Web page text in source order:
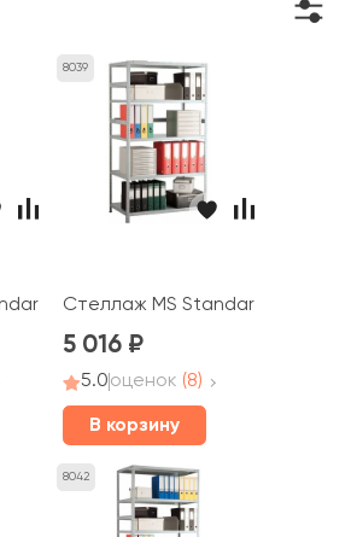
185x100x30 (4 полки)
8039
Стеллаж MS Standart
5 016
5.0оценок (8)
В корзину
8042